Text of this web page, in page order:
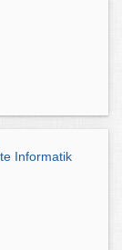
Informatik